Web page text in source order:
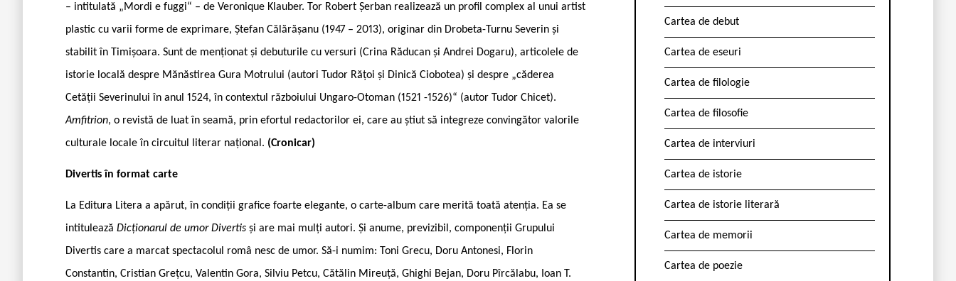
– intitulată „Mordi e fuggi“ – de Veronique Klauber. Tor Robert Șerban realizează un profil complex al unui artist
plastic cu varii forme de exprimare, Ștefan Călărășanu (1947 – 2013), originar din Drobeta-Turnu Severin și
stabilit în Timișoara. Sunt de menționat și debuturile cu versuri (Crina Răducan și Andrei Dogaru), articolele de
istorie locală despre Mănăstirea Gura Motrului (autori Tudor Rățoi și Dinică Ciobotea) și despre „căderea
Cetății Severinului în anul 1524, în contextul războiului Ungaro-Otoman (1521 -1526)“ (autor Tudor Chicet).
Amfitrion, o revistă de luat în seamă, prin efortul redactorilor ei, care au știut să integreze convingător valorile
culturale locale în circuitul literar național. (Cronicar)
Divertis în format carte
La Editura Litera a apărut, în condiții grafice foarte elegante, o carte-album care merită toată atenția. Ea se
intitulează Dicționarul de umor Divertis și are mai mulți autori. Și anume, previzibil, componenții Grupului
Divertis care a marcat spectacolul româ ­nesc de umor. Să-i numim: Toni Grecu, Doru Antonesi, Florin
Constantin, Cristian Grețcu, Valentin Gora, Silviu Petcu, Cătălin Mireuță, Ghighi Bejan, Doru Pîrcălabu, Ioan T.
Cartea de debut
Cartea de eseuri
Cartea de filologie
Cartea de filosofie
Cartea de interviuri
Cartea de istorie
Cartea de istorie literară
Cartea de memorii
Cartea de poezie